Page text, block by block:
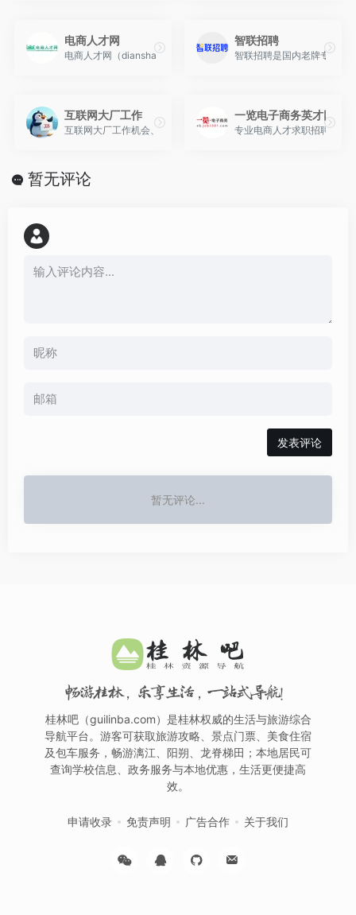
电商人才网
电商人才网（dianshangren.cn）电子商务智库，专业的电子商务人
智联招聘
智联招聘是国内老牌专业招
互联网大厂工作
互联网大厂工作机会、面试技巧、职业发展,帮助您在顶级科技公司获
一览电子商务英才网
专业电商人才求职招聘网站
暂无评论
发表评论
暂无评论...
畅游桂林，乐享生活，一站式导航！
桂林吧（guilinba.com）是桂林权威的生活与旅游综合
导航平台。游客可获取旅游攻略、景点门票、美食住宿
及包车服务，畅游漓江、阳朔、龙脊梯田；本地居民可
查询学校信息、政务服务与本地优惠，生活更便捷高
效。
申请收录 免责声明 广告合作 关于我们